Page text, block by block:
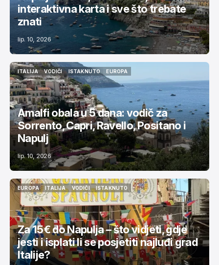
interaktivna karta i sve što trebate
znati
lip. 10, 2026
ITALIJA
ITALIJA
VODIČI
VODIČI
ISTAKNUTO
ISTAKNUTO
EUROPA
EUROPA
Amalfi obala u 5 dana: vodič za
Sorrento, Capri, Ravello, Positano i
Napulj
lip. 10, 2026
EUROPA
EUROPA
ITALIJA
ITALIJA
VODIČI
VODIČI
ISTAKNUTO
ISTAKNUTO
Za 15€ do Napulja – što vidjeti, gdje
jesti i isplati li se posjetiti najluđi grad
Italije?